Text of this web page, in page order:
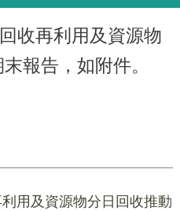
收再利用及資源物
報告，如附件。
用及資源物分日回收推動